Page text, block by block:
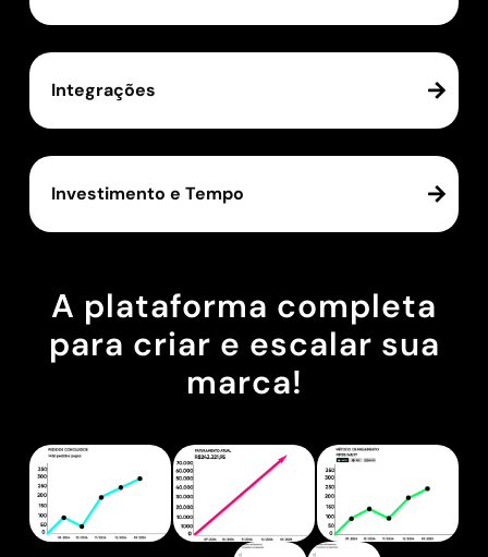
Integrações
Investimento e Tempo
A plataforma completa
para criar e escalar sua
marca!